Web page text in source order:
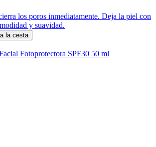
los poros inmediatamente. Deja la piel con
y suavidad.
la cesta